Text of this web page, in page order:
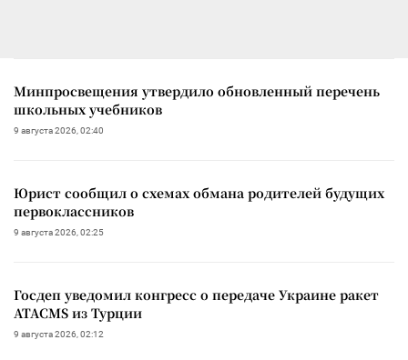
Минпросвещения утвердило обновленный перечень
школьных учебников
9 августа 2026, 02:40
Юрист сообщил о схемах обмана родителей будущих
первоклассников
9 августа 2026, 02:25
Госдеп уведомил конгресс о передаче Украине ракет
ATACMS из Турции
9 августа 2026, 02:12